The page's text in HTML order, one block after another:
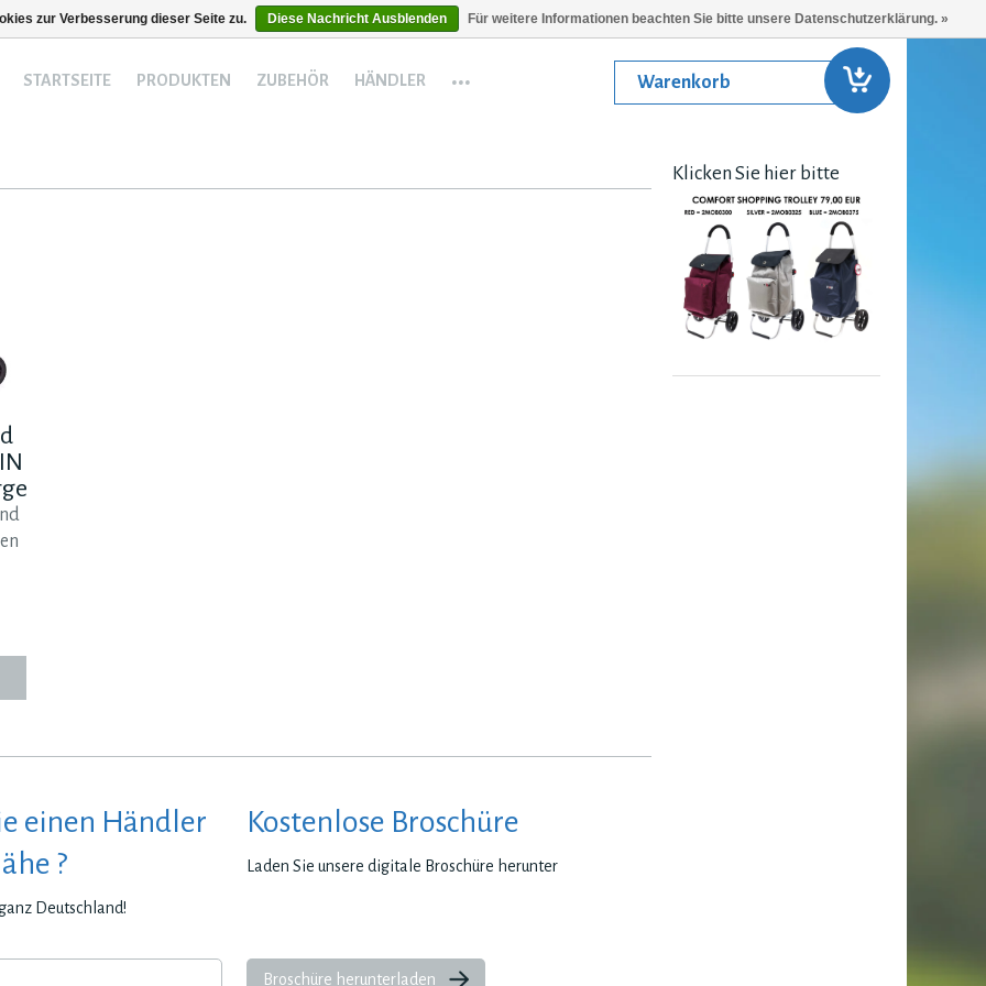
STARTSEITE PRODUKTEN ZUBEHÖR HÄNDLER ... Warenkorb
einen Händler
?
Deutschland!
Kostenlose Broschüre
Laden Sie unsere digitale Broschüre herunter
Broschüre herunterladen
Klicken Sie hier bitte
zur Verbesserung dieser Seite zu. Diese Nachricht Ausblenden Für weitere Informationen beachten Sie bitte unsere Datenschutzerklärung. »